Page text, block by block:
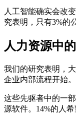
人工智能确实会改
究表明，只有3%的
人力资源中
我们的研究表明，
企业内部流程开始
这些先驱者中的一
源软件。14%的人